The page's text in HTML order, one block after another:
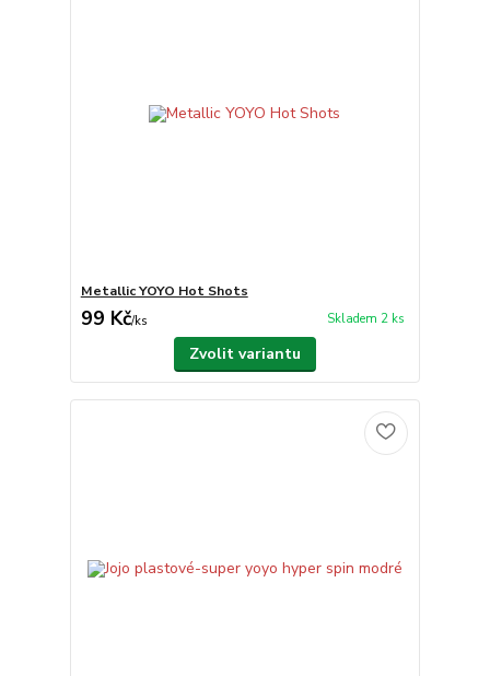
Metallic YOYO Hot Shots
99 Kč/ks Skladem 2 ks
Zvolit variantu